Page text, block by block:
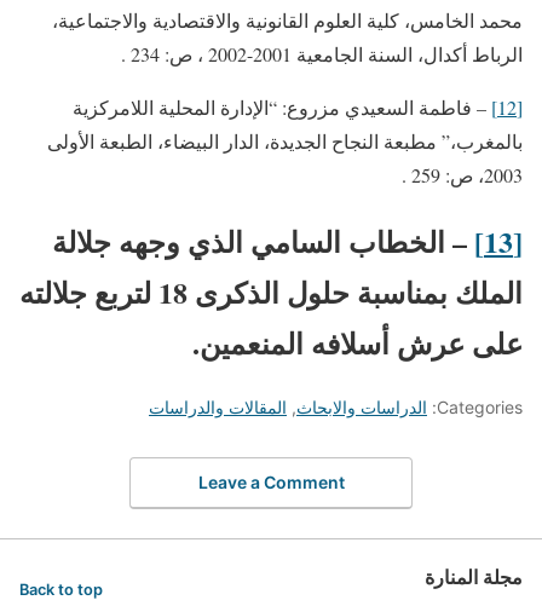
محمد الخامس، كلية العلوم القانونية والاقتصادية والاجتماعية،
الرباط أكدال، السنة الجامعية 2001-2002 ، ص: 234 .
[12]
– فاطمة السعيدي مزروع: “الإدارة المحلية اللامركزية
بالمغرب،” مطبعة النجاح الجديدة، الدار البيضاء، الطبعة الأولى
2003، ص: 259 .
[13]
– الخطاب السامي الذي وجهه جلالة
الملك بمناسبة حلول الذكرى 18 لتربع جلالته
على عرش أسلافه المنعمين.
Categories: الدراسات والابحاث, المقالات والدراسات
Leave a Comment
مجلة المنارة Back to top